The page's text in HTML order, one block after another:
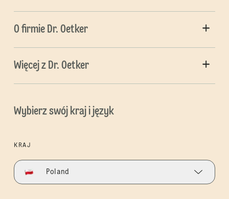
O firmie Dr. Oetker
Więcej z Dr. Oetker
Wybierz swój kraj i język
KRAJ
Poland